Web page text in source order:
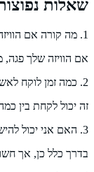
שאלות
1. מה קורה אם הוויזה שלי פגה?
אם הוויזה שלך פגה,
2. כמה זמן לוקח לאשר בקשה?
זה יכול לקחת בין
3. האם אני יכול להישאר בזמן שהבקשה באישור?
בדרך כלל כן, אך